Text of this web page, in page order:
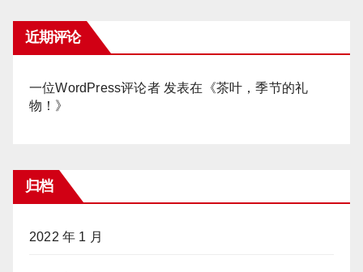
近期评论
一位WordPress评论者发表在《茶叶，季节的礼
物！ 》
归档
2022 年 1 月